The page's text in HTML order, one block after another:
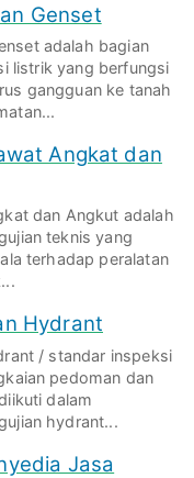
Genset
adalah bagian
listrik yang berfungsi
gangguan ke tanah
Angkat dan
dan Angkut adalah
teknis yang
terhadap peralatan
Hydrant
/ standar inspeksi
pedoman dan
dalam
hydrant...
Jasa